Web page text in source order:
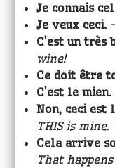
Je connais
Je veux ceci.
C’est un très
wine!
Ce doit être
C’est le mien.
Non, ceci est
THIS is mine.
Cela arrive
That